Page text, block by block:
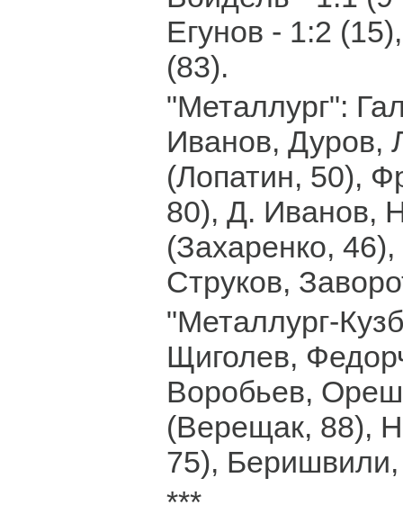
Егунов - 1:2
(83).
"Металлург":
Иванов, Дуров,
(Лопатин, 50),
80), Д. Иванов,
(Захаренко,
Струков,
"Металлург-
Щиголев,
Воробьев,
(Верещак, 88),
75), Беришвили,
***